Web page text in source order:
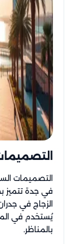
التصميمات
في جدة تتميز
الزجاج في
يُستخدم في
بالمناظر.